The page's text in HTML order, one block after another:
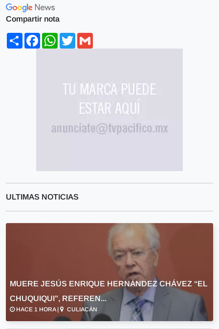
Compartir nota
ShareFacebookWhatsApp
Twitter
ULTIMAS NOTICIAS
MUERE JESÚS ENRIQUE HERNÁNDEZ CHÁVEZ “EL
CHUQUIQUI”, REFEREN...
HACE 1 HORA | CULIACÁN